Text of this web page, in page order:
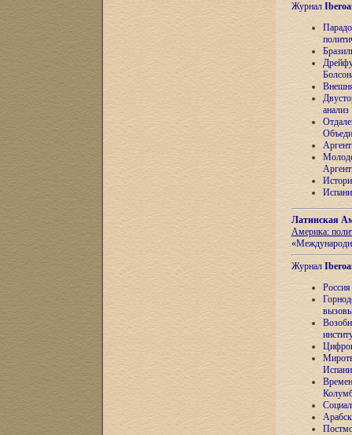
Журнал
анализ
Латинская
Америка:
Журнал